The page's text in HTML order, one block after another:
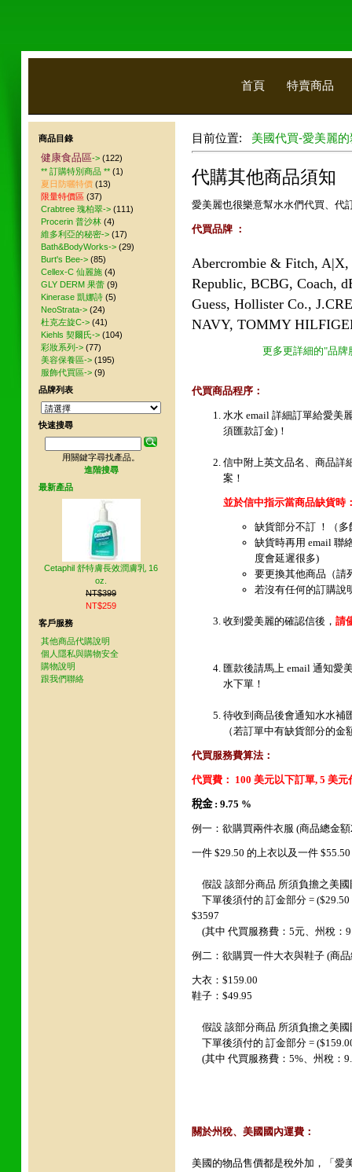
首頁 特賣商品
目前位置: 美國代買-愛美麗
代購其他商品須知
愛美麗也很樂意幫水水們代買、代
代買品牌 ：
Abercrombie & Fitch, A|X,
Republic, BCBG, Coach,
Guess, Hollister Co.,
NAVY, TOMMY
更多更詳細的"品牌
代買商品程序：
水水 email 詳細訂單給愛美
須匯款訂金)！
信中附上英文品名、商品詳
案！
並於信中指示當商品缺貨時
缺貨部分不訂 ！（
缺貨時再用 email 聯
度會延遲很多)
要更換其他商品（請
若沒有任何的訂購說
收到愛美麗的確認信後， 請
匯款後請馬上 email 通知愛
水下單！
待收到商品後會通知水水補
（若訂單中有缺貨部分的
代買服務費算法：
代買費： 100 美元以下訂單, 5 美
稅金 : 9.75 %
例一：欲購買兩件衣服 (商品總金
一件 $29.50 的上衣以及一件
假設 該部分商品 所須負擔之美國
下單後須付的 訂金部分 = ($29.50
$3597
(其中 代買服務費：5元、州稅：
例二：欲購買一件大衣與鞋子 (商
大衣：$159.00
鞋子：$49.95
假設 該部分商品 所須負擔之美國
下單後須付的 訂金部分 =
(其中 代買服務費：5%、州稅：
關於州稅、 美國國內運費 ：
美國的物品售價都是稅外加，「愛
商品目錄
健康食品區-> (122)
** 訂購特別商品 ** (1)
夏日防曬特價 (13)
限量特價區 (37)
Crabtree 瑰柏翠-> (111)
Procerin 普沙林 (4)
維多利亞的秘密-> (17)
Bath&BodyWorks-> (29)
Burt's Bee-> (85)
Cellex-C 仙麗施 (4)
GLY DERM 果蕾 (9)
Kinerase 凱娜詩 (5)
NeoStrata-> (24)
杜克左旋C-> (41)
Kiehls 契爾氏-> (104)
彩妝系列-> (77)
美容保養區-> (195)
服飾代買區-> (9)
品牌列表
快速搜尋
用關鍵字尋找產品。
進階搜尋
最新產品
Cetaphil 舒特膚長效潤膚乳 16
oz.
NT$399
NT$259
客戶服務
其他商品代購說明
個人隱私與購物安全
購物說明
跟我們聯絡